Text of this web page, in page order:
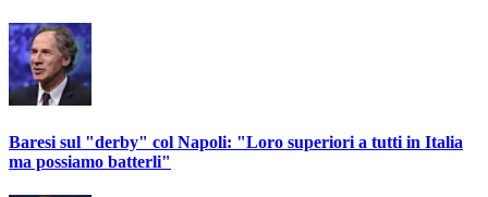
Baresi sul "derby" col Napoli: "Loro superiori a tutti in Italia
ma possiamo batterli"